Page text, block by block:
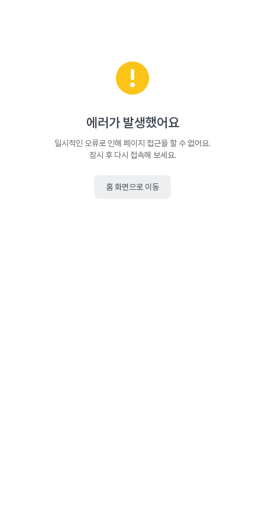
에러가 발생했어요
일시적인 오류로 인해 페이지 접근을 할 수 없어요.
잠시 후 다시 접속해 보세요.
홈 화면으로 이동